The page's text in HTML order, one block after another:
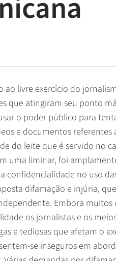
ao livre exercício do
que atingiram seu ponto
o poder público para
e documentos referentes
do leite que é servido no
uma liminar, foi
confidencialidade no uso
difamação e injúria,
Embora muitos
os jornalistas e os
e tediosas que afetam o
se inseguros em